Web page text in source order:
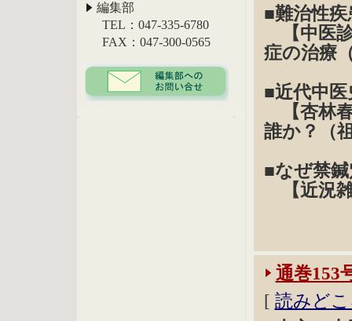
編集部
TEL：047-335-6780
FAX：047-300-0565
■難治性
【中医
症の治療
■近代中
【杏林
誰か？（
■なぜ禁
【近況
通巻153
[ 読みど